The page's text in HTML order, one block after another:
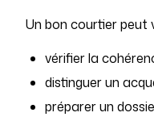
Un bon courtier peut
vérifier la
distinguer un
préparer un